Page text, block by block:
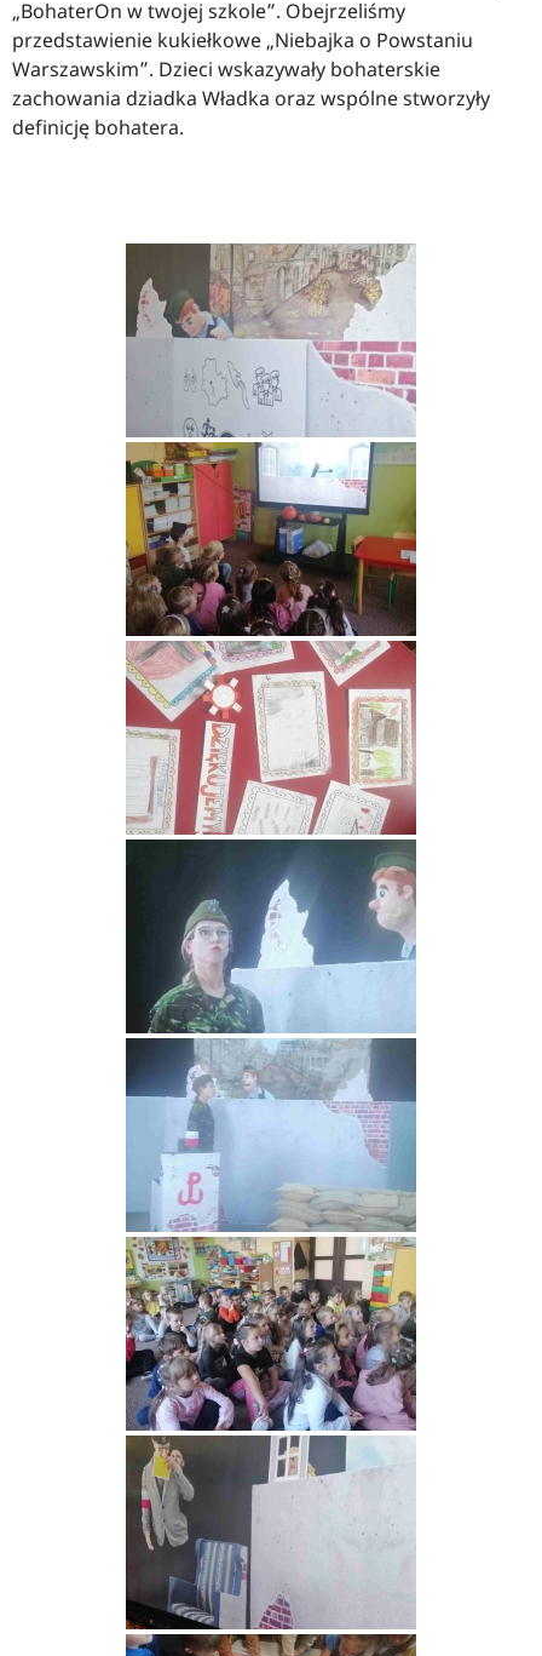
„BohaterOn w twojej szkole”. Obejrzeliśmy
przedstawienie kukiełkowe „Niebajka o Powstaniu
Warszawskim”. Dzieci wskazywały bohaterskie
zachowania dziadka Władka oraz wspólne stworzyły
definicję bohatera.